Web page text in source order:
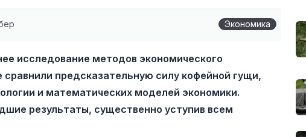
Экономика
исследование методов экономического
сравнили предсказательную силу кофейной гущи,
и математических моделей экономики.
результаты, существенно уступив всем